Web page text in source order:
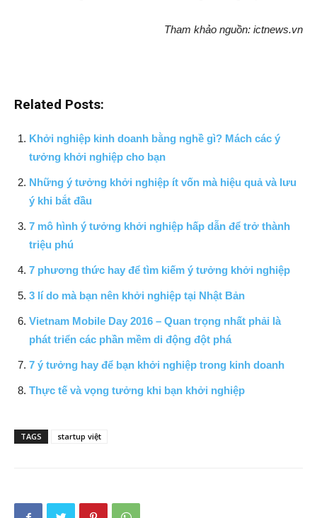
Tham khảo nguồn: ictnews.vn
Related Posts:
Khởi nghiệp kinh doanh bằng nghề gì? Mách các ý
tưởng khởi nghiệp cho bạn
Những ý tưởng khởi nghiệp ít vốn mà hiệu quả và lưu
ý khi bắt đầu
7 mô hình ý tưởng khởi nghiệp hấp dẫn để trở thành
triệu phú
7 phương thức hay để tìm kiếm ý tưởng khởi nghiệp
3 lí do mà bạn nên khởi nghiệp tại Nhật Bản
Vietnam Mobile Day 2016 – Quan trọng nhất phải là
phát triển các phần mềm di động đột phá
7 ý tưởng hay để bạn khởi nghiệp trong kinh doanh
Thực tế và vọng tưởng khi bạn khởi nghiệp
TAGS startup việt